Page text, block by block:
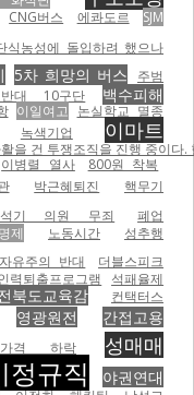
CNG버스 에콰도르
SJM
식농성에 돌입하려 했으나
5차 희망의 버스
주범
대 10구단 백수피해
이일여고 논실학교 멸종
녹색기업 이마트
을 건 투쟁조직을 진행 중이다.
이병렬 열사
800원 착복
박근혜퇴진 핵무기
석기 의원 무죄
폐업
제 노동시간 성추행
유주의 반대
더블스피크
력퇴출프로그램
석패율제
도교육감 컨택터스
영광원전 간접고용
격 하락 성매매
정규직 야권연대